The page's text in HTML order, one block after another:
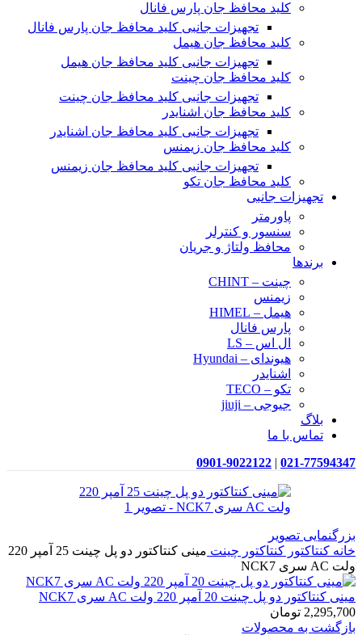
کلید محافظ جان پارس فانال
تجهیزات جانبی کلید محافظ جان پارس فانال
کلید محافظ جان هیمل
تجهیزات جانبی کلید محافظ جان هیمل
کلید محافظ جان چینت
تجهیزات جانبی کلید محافظ جان چینت
کلید محافظ جان اشنایدر
تجهیزات جانبی کلید محافظ جان اشنایدر
کلید محافظ جان زیمنس
تجهیزات جانبی کلید محافظ جان زیمنس
کلید محافظ جان تکو
تجهیزات جانبی
پاورمتر
سنسور و کنترلر
محافظ ولتاژ و‌ جریان
برندها
چینت – CHINT
زیمنس
هیمل – HIMEL
پارس فانال
ال اس – LS
هیوندای – Hyundai
اشنایدر
تکو – TECO
جیوجی – jiuji
بلاگ
تماس با ما
021-77594347
|
0901-9022122
بزرگنمایی تصویر
خانه کنتاکتور کنتاکتور چینت
مینی کنتاکتور دو پل چینت 25 آمپر 220
ولت AC سری NCK7
مینی کنتاکتور دو پل چینت 20 آمپر 220 ولت AC سری NCK7
2,295,700 تومان
بازگشت به محصولات